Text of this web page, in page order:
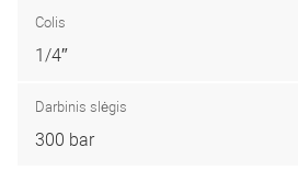
Colis
1/4″
Darbinis slėgis
300 bar